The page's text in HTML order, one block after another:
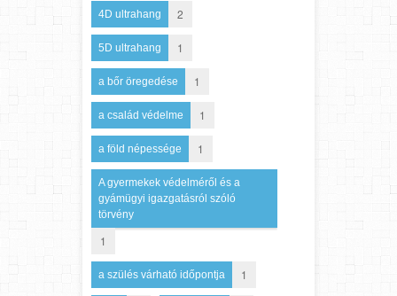
4D ultrahang 2
5D ultrahang 1
a bőr öregedése 1
a család védelme 1
a föld népessége 1
A gyermekek védelméről és a
gyámügyi igazgatásról szóló
törvény
1
a szülés várható időpontja 1